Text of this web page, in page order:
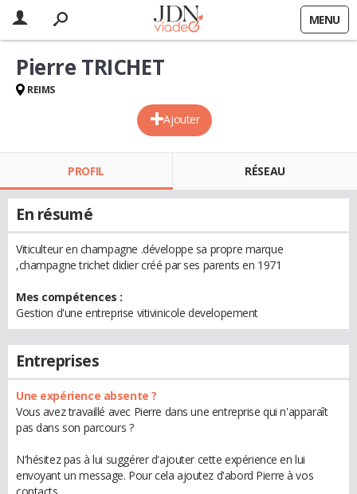
MENU
Ajouter
Pierre TRICHET
REIMS
PROFIL RÉSEAU
En résumé
Viticulteur en champagne .développe sa propre marque
,champagne trichet didier créé par ses parents en 1971
Mes compétences :
Gestion d'une entreprise vitivinicole developement
Entreprises
Une expérience absente ?
Vous avez travaillé avec Pierre dans une entreprise qui n'apparaît
pas dans son parcours ?
N'hésitez pas à lui suggérer d'ajouter cette expérience en lui
envoyant un message. Pour cela ajoutez d'abord Pierre à vos